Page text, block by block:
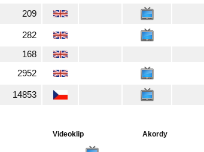
209
282
168
2952
14853
Videoklip Akordy